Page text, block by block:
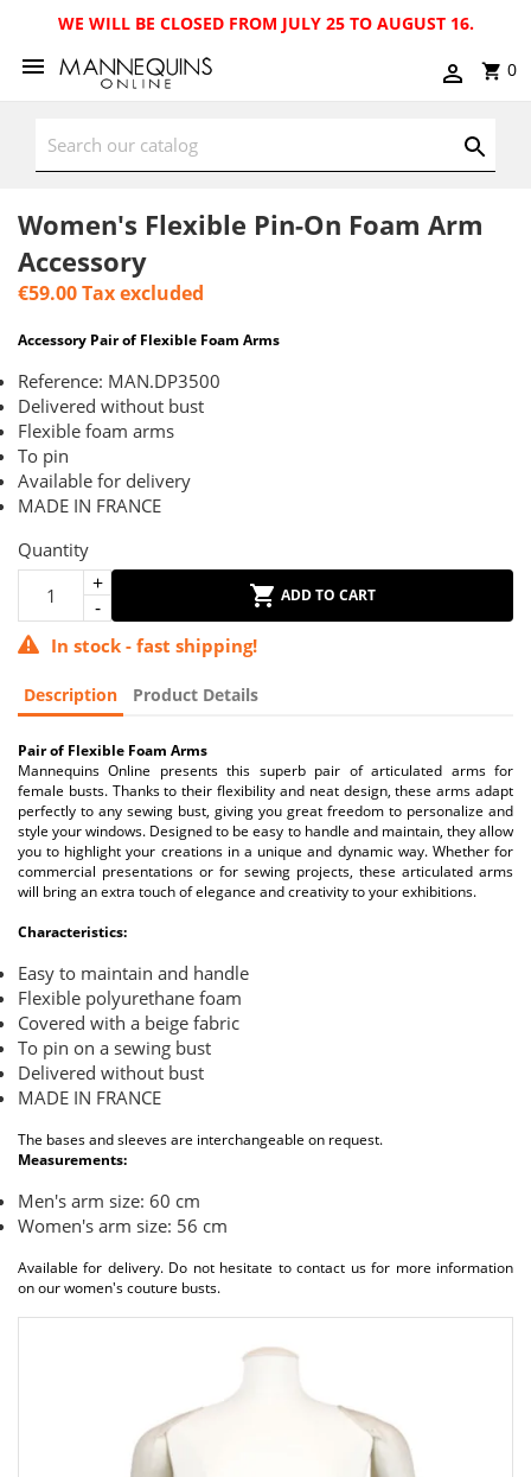
WE WILL BE CLOSED FROM JULY 25 TO AUGUST 16.
0
Women's Flexible Pin-On Foam Arm
Accessory
€59.00Tax excluded
Accessory Pair of Flexible Foam Arms
Reference: MAN.DP3500
Delivered without bust
Flexible foam arms
To pin
Available for delivery
MADE IN FRANCE
Quantity
ADD TO CART
In stock - fast shipping!
Description Product Details
Pair of Flexible Foam Arms
Mannequins Online presents this superb pair of articulated arms for
female busts. Thanks to their flexibility and neat design, these arms adapt
perfectly to any sewing bust, giving you great freedom to personalize and
style your windows. Designed to be easy to handle and maintain, they allow
you to highlight your creations in a unique and dynamic way. Whether for
commercial presentations or for sewing projects, these articulated arms
will bring an extra touch of elegance and creativity to your exhibitions.
Characteristics:
Easy to maintain and handle
Flexible polyurethane foam
Covered with a beige fabric
To pin on a sewing bust
Delivered without bust
MADE IN FRANCE
The bases and sleeves are interchangeable on request.
Measurements:
Men's arm size: 60 cm
Women's arm size: 56 cm
Available for delivery. Do not hesitate to contact us for more information
on our women's couture busts.